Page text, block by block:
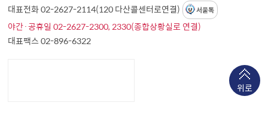
위로
대표전화 02-2627-2114(120 다산콜센터로연결)
서울톡
야간·공휴일 02-2627-2300, 2330(종합상황실로 연결)
대표팩스 02-896-6322